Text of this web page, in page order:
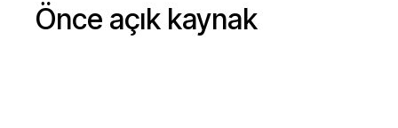
Önce açık kaynak